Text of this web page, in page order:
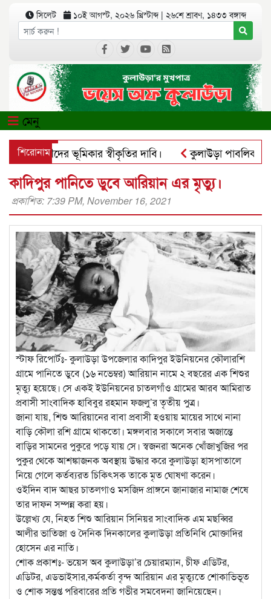
সিলেট ১০ই আগস্ট, ২০২৬ খ্রিস্টাব্দ| ২৬শে শ্রাবণ, ১৪৩৩ বঙ্গাব্দ
মেনু
শিরোনাম ভূমিকার স্বীকৃতির দাবি।
কুলাউড়া পাবলিক
ব্যবহার করে প্রতারণার চেষ্টা।
কাদিপুর পানিতে ডুবে আরিয়ান এর মৃত্যু।
প্রকাশিত: 7:39 PM, November 16, 2021
স্টাফ রিপোর্টঃ- কুলাউড়া উপজেলার কাদিপুর ইউনিয়নের কৌলারশি
গ্রামে পানিতে ডুবে (১৬ নভেম্বর) আরিয়ান নামে ২ বছরের এক শিশুর
মৃত্যু হয়েছে। সে একই ইউনিয়নের চাতলগাঁও গ্রামের আরব আমিরাত
প্রবাসী সাংবাদিক হাবিবুর রহমান ফজলু’র তৃতীয় পুত্র।
জানা যায়, শিশু আরিয়ানের বাবা প্রবাসী হওয়ায় মায়ের সাথে নানা
বাড়ি কৌলা রশি গ্রামে থাকতো। মঙ্গলবার সকালে সবার অজান্তে
বাড়ির সামনের পুকুরে পড়ে যায় সে। স্বজনরা অনেক খোঁজাখুজির পর
পুকুর থেকে আশঙ্কাজনক অবস্থায় উদ্ধার করে কুলাউড়া হাসপাতালে
নিয়ে গেলে কর্তব্যরত চিকিৎসক তাকে মৃত ঘোষণা করেন।
ওইদিন বাদ আছর চাতলগাও মসজিদ প্রাঙ্গনে জানাজার নামাজ শেষে
তার দাফন সম্পন্ন করা হয়।
উল্লেখ্য যে, নিহত শিশু আরিয়ান সিনিয়র সাংবাদিক এম মছব্বির
আলীর ভাতিজা ও দৈনিক দিনকালের কুলাউড়া প্রতিনিধি মোক্তাদির
হোসেন এর নাতি।
শোক প্রকাশঃ- ভয়েস অব কুলাউড়া’র চেয়ারম্যান, চীফ এডিটর,
এডিটর, এডভাইসার,কর্মকর্তা বৃন্দ আরিয়ান এর মৃত্যুতে শোকাভিভূত
ও শোক সন্তপ্ত পরিবারের প্রতি গভীর সমবেদনা জানিয়েছেন।